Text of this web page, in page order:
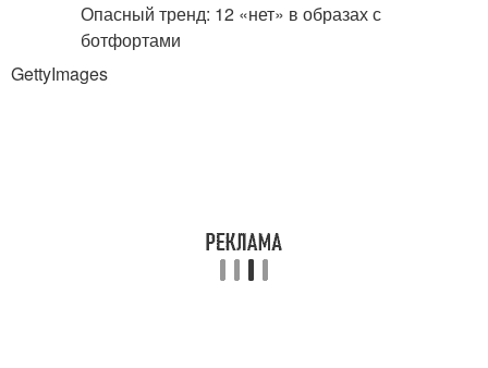
GettyImages